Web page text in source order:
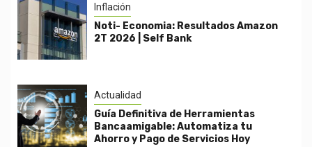
Inflación
Noti- Economia: Resultados Amazon
2T 2026 | Self Bank
Actualidad
Guía Definitiva de Herramientas
Bancaamigable: Automatiza tu
Ahorro y Pago de Servicios Hoy